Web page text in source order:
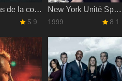
Les Chiens de la colline
5.9
New York Unité Spéciale
1999 8.1